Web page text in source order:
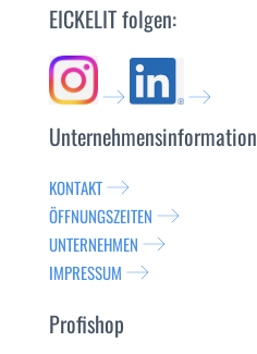
EICKELIT folgen:
Unternehmensinformation
KONTAKT
ÖFFNUNGSZEITEN
UNTERNEHMEN
IMPRESSUM
Profishop